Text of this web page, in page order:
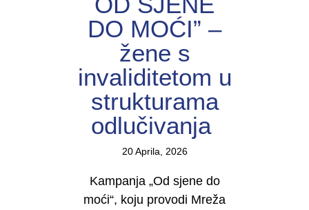
DO MOĆI” –
žene s
invaliditetom u
strukturama
odlučivanja
20 Aprila, 2026
Kampanja „Od sjene do
moći“, koju provodi Mreža